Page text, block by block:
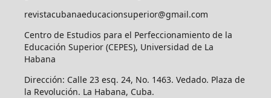
revistacubanaeducacionsuperior@gmail.com
Centro de Estudios para el Perfeccionamiento de la
Educación Superior (CEPES), Universidad de La
Habana
Dirección: Calle 23 esq. 24, No. 1463. Vedado. Plaza de
la Revolución. La Habana, Cuba.